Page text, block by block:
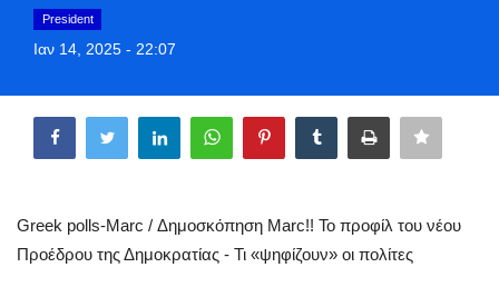
Greece
Arts & Culture
President
Ιαν 14, 2025 - 22:07
Greek polls-Marc / Δημοσκόπηση Marc!! Το προφίλ του νέου
Προέδρου της Δημοκρατίας - Τι «ψηφίζουν» οι πολίτες